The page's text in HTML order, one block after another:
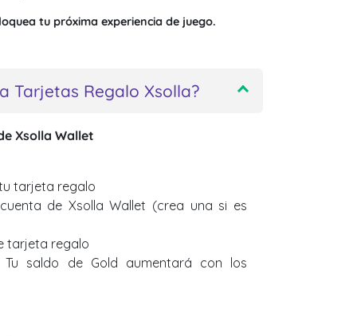
tu próxima experiencia de juego.
Tarjetas Regalo Xsolla?
Xsolla Wallet
tarjeta regalo
de Xsolla Wallet (crea una si es
tarjeta regalo
Tu saldo de Gold aumentará con los